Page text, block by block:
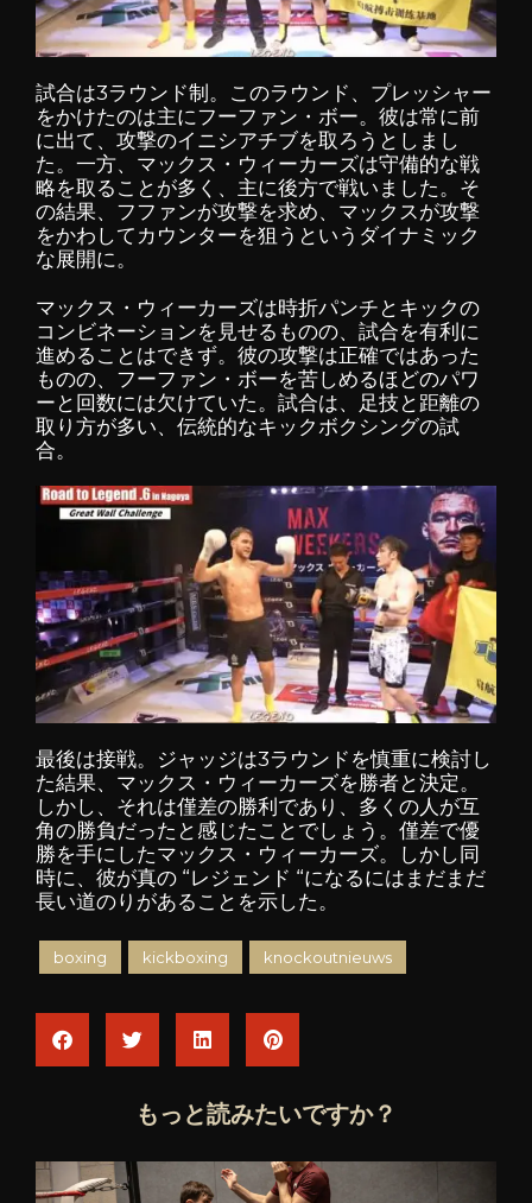
試合は3ラウンド制。このラウンド、プレッシャー
をかけたのは主にフーファン・ボー。彼は常に前
に出て、攻撃のイニシアチブを取ろうとしまし
た。一方、マックス・ウィーカーズは守備的な戦
略を取ることが多く、主に後方で戦いました。そ
の結果、フファンが攻撃を求め、マックスが攻撃
をかわしてカウンターを狙うというダイナミック
な展開に。
マックス・ウィーカーズは時折パンチとキックの
コンビネーションを見せるものの、試合を有利に
進めることはできず。彼の攻撃は正確ではあった
ものの、フーファン・ボーを苦しめるほどのパワ
ーと回数には欠けていた。試合は、足技と距離の
取り方が多い、伝統的なキックボクシングの試
合。
最後は接戦。ジャッジは3ラウンドを慎重に検討し
た結果、マックス・ウィーカーズを勝者と決定。
しかし、それは僅差の勝利であり、多くの人が互
角の勝負だったと感じたことでしょう。僅差で優
勝を手にしたマックス・ウィーカーズ。しかし同
時に、彼が真の “レジェンド “になるにはまだまだ
長い道のりがあることを示した。
boxing kickboxing knockoutnieuws
もっと読みたいですか？